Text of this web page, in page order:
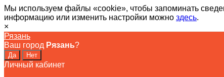
Мы используем файлы «cookie», чтобы запоминать
информацию или изменить настройки можно здесь.
×
Рязань
Ваш город Рязань?
Личный кабинет